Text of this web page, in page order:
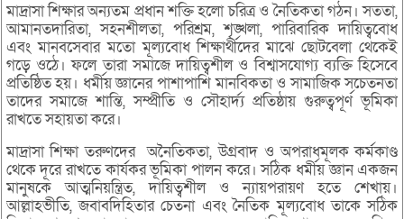
মাদ্রাসা শিক্ষার অন্যতম প্রধান শক্তি হলো চরিত্র ও নৈতিকতা গঠন। সততা,
আমানতদারিতা, সহনশীলতা, পরিশ্রম, শৃঙ্খলা, পারিবারিক দায়িত্ববোধ
এবং মানবসেবার মতো মূল্যবোধ শিক্ষার্থীদের মাঝে ছোটবেলা থেকেই
গড়ে ওঠে। ফলে তারা সমাজে দায়িত্বশীল ও বিশ্বাসযোগ্য ব্যক্তি হিসেবে
প্রতিষ্ঠিত হয়। ধর্মীয় জ্ঞানের পাশাপাশি মানবিকতা ও সামাজিক সচেতনতা
তাদের সমাজে শান্তি, সম্প্রীতি ও সৌহার্দ্য প্রতিষ্ঠায় গুরুত্বপূর্ণ ভূমিকা
রাখতে সহায়তা করে।
মাদ্রাসা শিক্ষা তরুণদের অনৈতিকতা, উগ্রবাদ ও অপরাধমূলক কর্মকাণ্ড
থেকে দূরে রাখতে কার্যকর ভূমিকা পালন করে। সঠিক ধর্মীয় জ্ঞান একজন
মানুষকে আত্মনিয়ন্ত্রিত, দায়িত্বশীল ও ন্যায়পরায়ণ হতে শেখায়।
আল্লাহভীতি, জবাবদিহিতার চেতনা এবং নৈতিক মূল্যবোধ তাকে সঠিক